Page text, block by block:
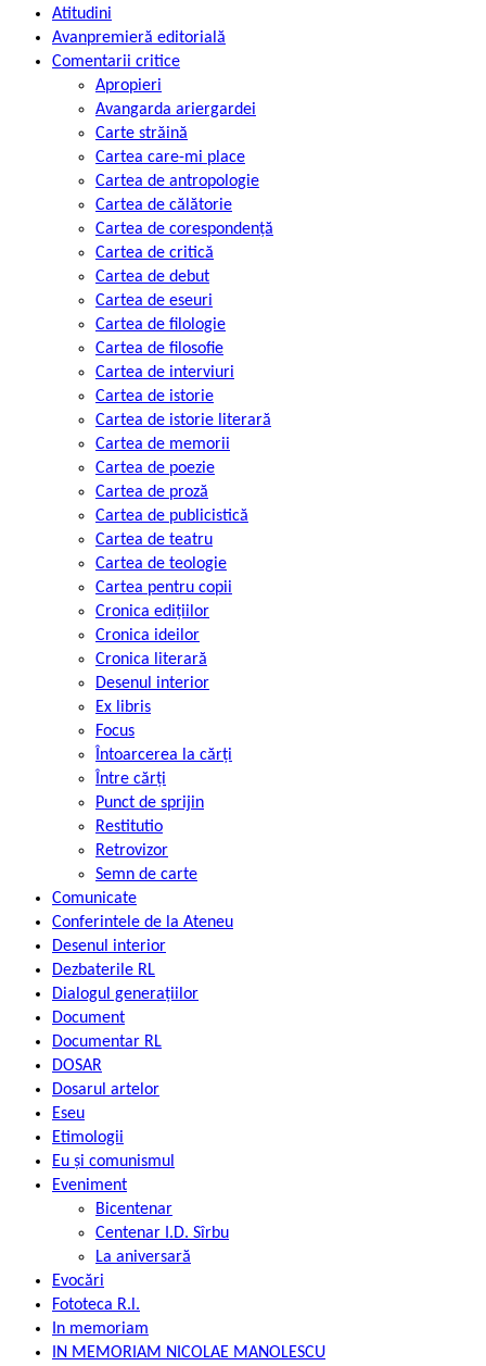
Atitudini
Avanpremieră editorială
Comentarii critice
Apropieri
Avangarda ariergardei
Carte străină
Cartea care-mi place
Cartea de antropologie
Cartea de călătorie
Cartea de corespondență
Cartea de critică
Cartea de debut
Cartea de eseuri
Cartea de filologie
Cartea de filosofie
Cartea de interviuri
Cartea de istorie
Cartea de istorie literară
Cartea de memorii
Cartea de poezie
Cartea de proză
Cartea de publicistică
Cartea de teatru
Cartea de teologie
Cartea pentru copii
Cronica edițiilor
Cronica ideilor
Cronica literară
Desenul interior
Ex libris
Focus
Întoarcerea la cărți
Între cărți
Punct de sprijin
Restitutio
Retrovizor
Semn de carte
Comunicate
Conferintele de la Ateneu
Desenul interior
Dezbaterile RL
Dialogul generațiilor
Document
Documentar RL
DOSAR
Dosarul artelor
Eseu
Etimologii
Eu și comunismul
Eveniment
Bicentenar
Centenar I.D. Sîrbu
La aniversară
Evocări
Fototeca R.l.
In memoriam
IN MEMORIAM NICOLAE MANOLESCU